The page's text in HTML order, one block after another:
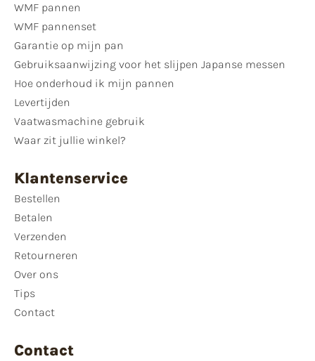
WMF pannen
WMF pannenset
Garantie op mijn pan
Gebruiksaanwijzing voor het slijpen Japanse messen
Hoe onderhoud ik mijn pannen
Levertijden
Vaatwasmachine gebruik
Waar zit jullie winkel?
Klantenservice
Bestellen
Betalen
Verzenden
Retourneren
Over ons
Tips
Contact
Contact